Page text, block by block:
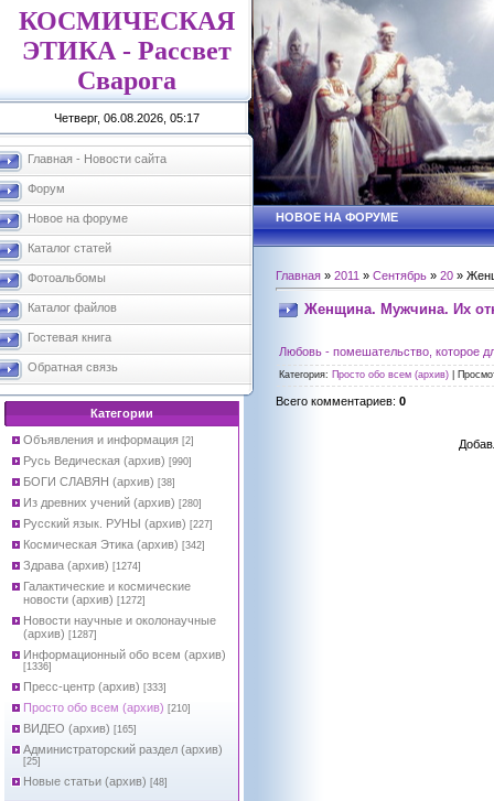
КОСМИЧЕСКАЯ
ЭТИКА - Рассвет
Сварога
Четверг, 06.08.2026, 05:17
Главная - Новости сайта
Форум
Новое на форуме
Каталог статей
Фотоальбомы
Каталог файлов
Гостевая книга
Обратная связь
Категории
Объявления и информация [2]
Русь Ведическая (архив) [990]
БОГИ СЛАВЯН (архив) [38]
Из древних учений (архив) [280]
Русский язык. РУНЫ (архив) [227]
Космическая Этика (архив) [342]
Здрава (архив) [1274]
Галактические и космические
новости (архив) [1272]
Новости научные и околонаучные
(архив) [1287]
Информационный обо всем (архив)
[1336]
Пресс-центр (архив) [333]
Просто обо всем (архив) [210]
ВИДЕО (архив) [165]
Администраторский раздел (архив)
[25]
Новые статьи (архив) [48]
НОВОЕ НА ФОРУМЕ
Главная » 2011 » Сентябрь » 20 »
Женщина. Мужчина. Их
Любовь - помешательство, которое
Категория: Просто обо всем (архив)
Всего комментариев: 0